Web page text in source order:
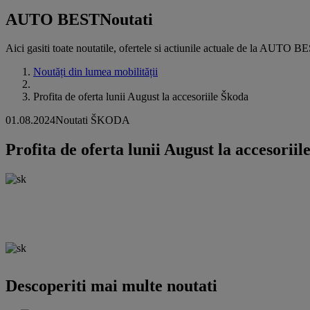
AUTO BESTNoutati
Aici gasiti toate noutatile, ofertele si actiunile actuale de la AUTO
Noutăți din lumea mobilității
Profita de oferta lunii August la accesoriile Škoda
01.08.2024Noutati ŠKODA
Profita de oferta lunii August la
Descoperiti mai multe noutati